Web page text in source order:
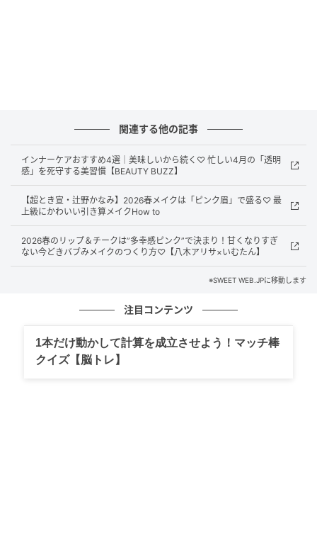
るだけじゃなくて引き算って重要だなって改めて思い
ました。
あと、ラメってこの春、気になるキーワード。顔の
どこかが“キラキラ”していると、キュン♡
う。だから、下まぶたラメメイクも好きでした。
Kあきちゃんと一緒に撮影したときに、私が塗ってた
が入っていたんだよ。
あれ、可愛いなって思った。ＹＳＬのラブシャイン
グロスプランパーの新色だよね。さっき、メイクルー
ムでチェックして、写真を撮っておいたの（笑）。
関連する他の記事
インナーケアおすすめ4選｜美味しいから続く♡ 忙しい4月の「透明
感」を死守する美習慣【BEAUTY BUZZ】
【超とき宣・辻野かなみ】2026春メイクは「ピンク眉」で盛る♡ 最
上級にかわいい引き算メイクHow to
2026春のリップ＆チークは”多幸感ピンク”で決まり！甘くなりすぎ
ない今どきバブみメイクのつくり方♡【八木アリサ×いむたん】
※SWEET WEB.JPに移動します
注目コンテンツ
1本だけ動かして計算を成立させよう！マッチ棒
クイズ【脳トレ】